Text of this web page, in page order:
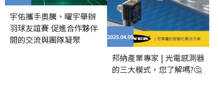
宇佑攜手奧騰、曜宇舉辦
羽球友誼賽 促進合作夥伴
間的交流與團隊凝聚
2025.0409
邦納產業專家 | 光電感測器
的三大模式，您了解嗎?🤔